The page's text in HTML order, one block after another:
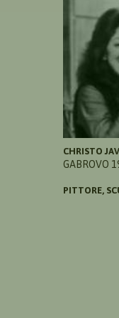
CHRISTO
GABROVO
PITTORE,